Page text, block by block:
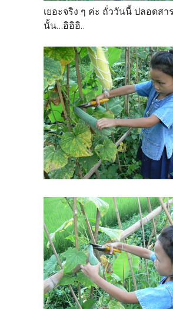
เยอะจริง ๆ ค่ะ ถั่ววันนี้ ปลอดสา
นั้น...อิอิอิ..